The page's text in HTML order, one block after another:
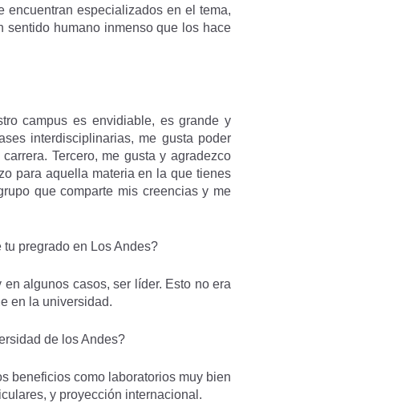
encuentran especializados en el tema,
sentido humano inmenso que los hace
campus es envidiable, es grande y
interdisciplinarias, me gusta poder
Tercero, me gusta y agradezco
para aquella materia en la que tienes
que comparte mis creencias y me
pregrado en Los Andes?
algunos casos, ser líder. Esto no era
en la universidad.
de los Andes?
beneficios como laboratorios muy bien
y proyección internacional.